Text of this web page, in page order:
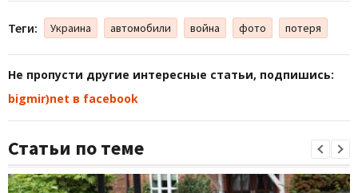
Теги: Украина автомобили война фото потеря
Не пропусти другие интересные статьи, подпишись:
bigmir)net в facebook
Статьи по теме